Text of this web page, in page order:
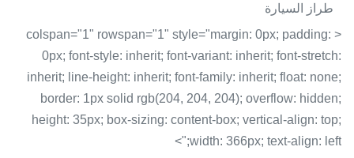
طراز السيارة
< colspan="1" rowspan="1" style="margin: 0px; padding:
0px; font-style: inherit; font-variant: inherit; font-stretch:
inherit; line-height: inherit; font-family: inherit; float: none;
border: 1px solid rgb(204, 204, 204); overflow: hidden;
height: 35px; box-sizing: content-box; vertical-align: top;
width: 366px; text-align: left;">